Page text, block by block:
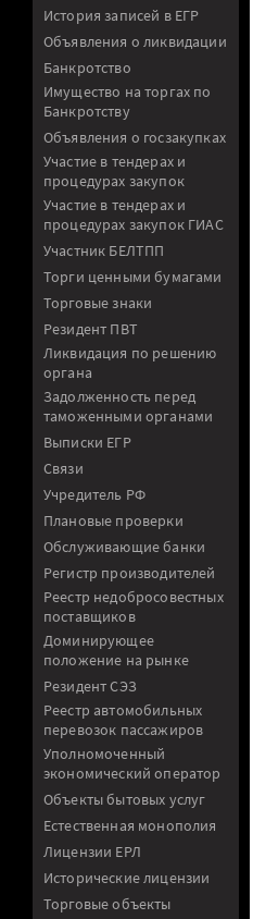
История записей в ЕГР
Объявления о ликвидации
Банкротство
Имущество на торгах по
Банкротству
Объявления о госзакупках
Участие в тендерах и
процедурах закупок
Участие в тендерах и
процедурах закупок ГИАС
Участник БЕЛТПП
Торги ценными бумагами
Торговые знаки
Резидент ПВТ
Ликвидация по решению
органа
Задолженность перед
таможенными органами
Выписки ЕГР
Связи
Учредитель РФ
Плановые проверки
Обслуживающие банки
Регистр производителей
Реестр недобросовестных
поставщиков
Доминирующее
положение на рынке
Резидент СЭЗ
Реестр автомобильных
перевозок пассажиров
Уполномоченный
экономический оператор
Объекты бытовых услуг
Естественная монополия
Лицензии ЕРЛ
Исторические лицензии
Торговые объекты